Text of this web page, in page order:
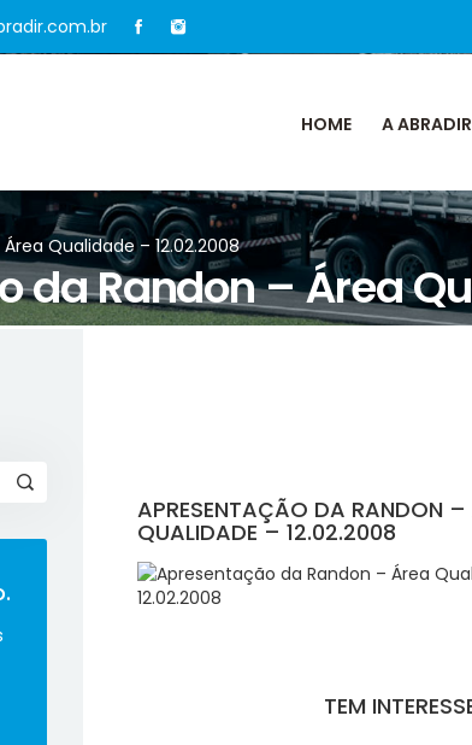
HOME A ABRADIR
Qualidade – 12.02.2008
da Randon – Área
APRESENTAÇÃO DA RANDON –
QUALIDADE – 12.02.2008
TEM